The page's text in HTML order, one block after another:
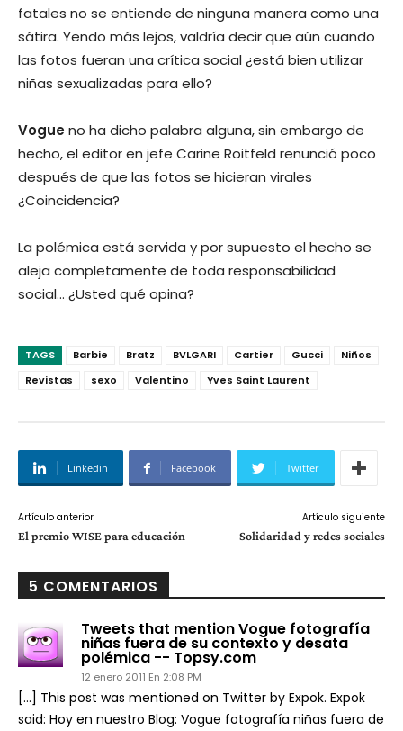
fatales no se entiende de ninguna manera como una
sátira. Yendo más lejos, valdría decir que aún cuando
las fotos fueran una crítica social ¿está bien utilizar
niñas sexualizadas para ello?
Vogueno ha dicho palabra alguna, sin embargo de
hecho, el editor en jefe Carine Roitfeld renunció poco
después de que las fotos se hicieran virales
¿Coincidencia?
La polémica está servida y por supuesto el hecho se
aleja completamente de toda responsabilidad
social… ¿Usted qué opina?
TAGS Barbie Bratz BVLGARI Cartier Gucci
Niños
Revistas
sexo Valentino Yves Saint Laurent
Linkedin Facebook Twitter
Artículo anterior
El premio WISE para educación
Artículo siguiente
Solidaridad y redes sociales
5 COMENTARIOS
Tweets that mention Vogue fotografía
niñas fuera de su contexto y desata
polémica -- Topsy.com
12 enero 2011 En 2:08 PM
[…] This post was mentioned on Twitter by Expok. Expok
said: Hoy en nuestro Blog: Vogue fotografía niñas fuera de